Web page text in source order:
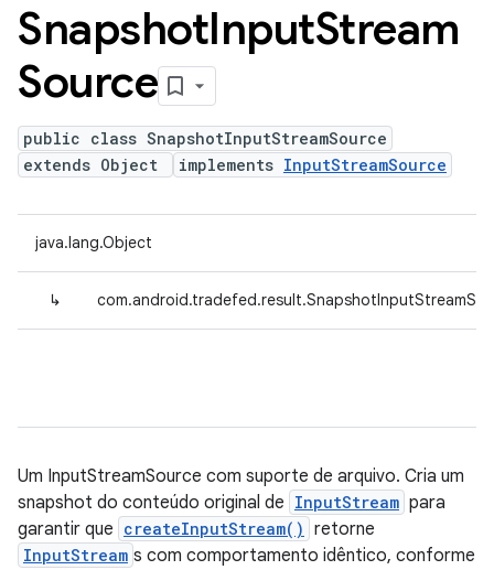
SnapshotInputStream
Source
public class SnapshotInputStreamSource
extends Object
implements InputStreamSource
java.lang.Object
↳
Um InputStreamSource com suporte de arquivo. Cria um
snapshot do conteúdo original de InputStream para
garantir que createInputStream() retorne
InputStream s com comportamento idêntico, conforme